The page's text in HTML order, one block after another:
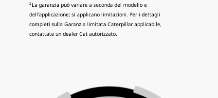
2 La garanzia può variare a seconda del modello e
dell'applicazione; si applicano limitazioni. Per i dettagli
completi sulla Garanzia limitata Caterpillar applicabile,
contattate un dealer Cat autorizzato.